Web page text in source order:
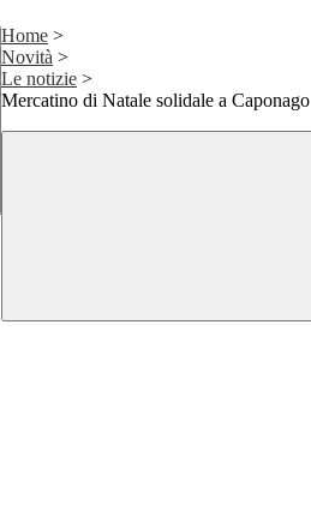
Home >
Novità >
Le notizie >
Mercatino di Natale solidale a Caponago